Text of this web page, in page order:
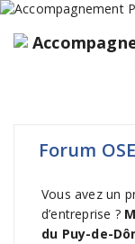
Forum
Vous avez un
d’entreprise ?
du Puy-de-